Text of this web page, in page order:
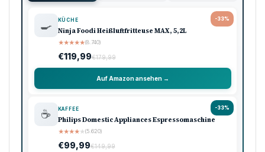
-33%
🍳 KÜCHE
Ninja Foodi Heißluftfritteuse MAX, 5,2L
★★★★★(8.740)
€119,99€179,99
Auf Amazon ansehen →
-33%
☕ KAFFEE
Philips Domestic Appliances Espressomaschine
★★★★★(5.620)
€99,99€149,99